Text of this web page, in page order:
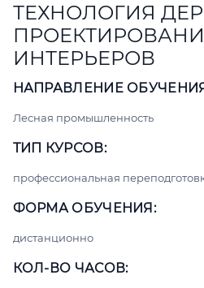
ТЕХНОЛОГИЯ
ИНТЕРЬЕРОВ
НАПРАВЛЕНИЕ
Лесная промышленность
ТИП КУРСОВ:
профессиональная
ФОРМА ОБУЧЕНИЯ:
дистанционно
КОЛ-ВО ЧАСОВ: